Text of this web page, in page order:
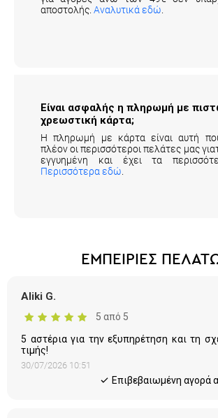
αποστολής. Αναλυτικά εδώ
Είναι ασφαλής η πληρωμή με
χρεωστική κάρτα;
Η πληρωμή με κάρτα είναι αυτή
πλέον οι περισσότεροι πελάτες μας
εγγυημένη και έχει τα
Περισσότερα εδώ
ΕΜΠΕΙΡΙΕΣ
Aliki G.
5 από 5
5 αστέρια για την εξυπηρέτηση και τη
τιμής!
30/07/2026 10:51
Eπιβεβαιωμένη αγορά